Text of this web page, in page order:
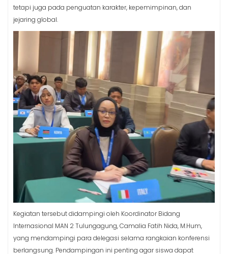
tetapi juga pada penguatan karakter, kepemimpinan, dan
jejaring global.
Kegiatan tersebut didampingi oleh Koordinator Bidang
Internasional MAN 2 Tulungagung, Camalia Fatih Nida, M.Hum,
yang mendampingi para delegasi selama rangkaian konferensi
berlangsung. Pendampingan ini penting agar siswa dapat